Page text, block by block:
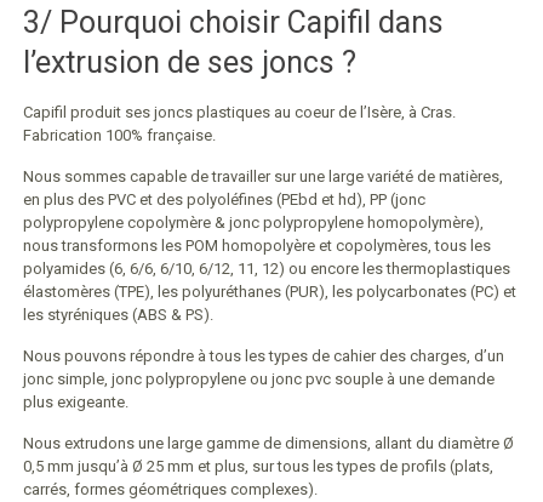
3/ Pourquoi choisir Capifil dans
l’extrusion de ses joncs ?
Capifil produit ses joncs plastiques au coeur de l’Isère, à Cras.
Fabrication 100% française.
Nous sommes capable de travailler sur une large variété de matières,
en plus des PVC et des polyoléfines (PEbd et hd), PP (jonc
polypropylene copolymère & jonc polypropylene homopolymère),
nous transformons les POM homopolyère et copolymères, tous les
polyamides (6, 6/6, 6/10, 6/12, 11, 12) ou encore les thermoplastiques
élastomères (TPE), les polyuréthanes (PUR), les polycarbonates (PC) et
les styréniques (ABS & PS).
Nous pouvons répondre à tous les types de cahier des charges, d’un
jonc simple, jonc polypropylene ou jonc pvc souple à une demande
plus exigeante.
Nous extrudons une large gamme de dimensions, allant du diamètre Ø
0,5 mm jusqu’à Ø 25 mm et plus, sur tous les types de profils (plats,
carrés, formes géométriques complexes).